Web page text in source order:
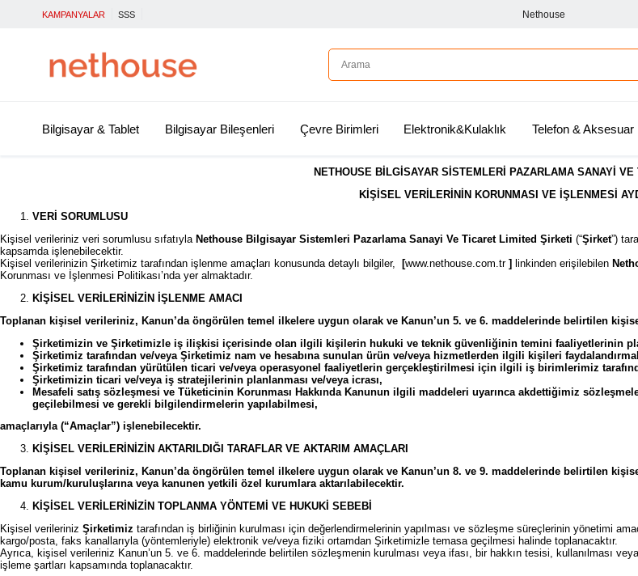
KAMPANYALAR SSS Nethouse
Bilgisayar & Tablet Bilgisayar Bileşenleri Çevre Birimleri Elektronik&Kulaklık Telefon & Aksesuar
NETHOUSE BİLGİSAYAR SİSTEMLERİ PAZARLAMA SANAYİ
KİŞİSEL VERİLERİNİN KORUNMASI VE İŞLENMESİ
VERİ SORUMLUSU
Kişisel verileriniz veri sorumlusu sıfatıyla Nethouse Bilgisayar Sistemleri Pazarlama Sanayi Ve Ticaret Limited Şirketi (“Şirket”)
kapsamda işlenebilecektir.
Kişisel verilerinizin Şirketimiz tarafından işlenme amaçları konusunda detaylı bilgiler,
[www.nethouse.com.tr ] linkinden erişilebilen
Korunması ve İşlenmesi Politikası’nda yer almaktadır.
KİŞİSEL VERİLERİNİZİN İŞLENME AMACI
Toplanan kişisel verileriniz, Kanun’da öngörülen temel ilkelere uygun olarak ve Kanun’un 5. ve 6. maddelerinde belirtilen
Şirketimizin ve Şirketimizle iş ilişkisi içerisinde olan ilgili kişilerin hukuki ve teknik güvenliğinin temini faaliyetlerinin
Şirketimiz tarafından ve/veya Şirketimiz nam ve hesabına sunulan ürün ve/veya hizmetlerden ilgili kişileri
Şirketimiz tarafından yürütülen ticari ve/veya operasyonel faaliyetlerin gerçekleştirilmesi için ilgili iş birimlerimiz
Şirketimizin ticari ve/veya iş stratejilerinin planlanması ve/veya icrası,
Mesafeli satış sözleşmesi ve Tüketicinin Korunması Hakkında Kanunun ilgili maddeleri uyarınca akdettiğimiz
geçilebilmesi ve gerekli bilgilendirmelerin yapılabilmesi,
amaçlarıyla (“Amaçlar”) işlenebilecektir.
KİŞİSEL VERİLERİNİZİN AKTARILDIĞI TARAFLAR VE AKTARIM AMAÇLARI
Toplanan kişisel verileriniz, Kanun’da öngörülen temel ilkelere uygun olarak ve Kanun’un 8. ve 9. maddelerinde belirtilen
kamu kurum/kuruluşlarına veya kanunen yetkili özel kurumlara aktarılabilecektir.
KİŞİSEL VERİLERİNİZİN TOPLANMA YÖNTEMİ VE HUKUKİ SEBEBİ
Kişisel verileriniz Şirketimiz tarafından iş birliğinin kurulması için değerlendirmelerinin yapılması ve sözleşme süreçlerinin yönetimi
kargo/posta, faks kanallarıyla (yöntemleriyle) elektronik ve/veya fiziki ortamdan Şirketimizle temasa geçilmesi halinde toplanacaktır.
Ayrıca, kişisel verileriniz Kanun’un 5. ve 6. maddelerinde belirtilen sözleşmenin kurulması veya ifası, bir hakkın tesisi, kullanılması
işleme şartları kapsamında toplanacaktır.